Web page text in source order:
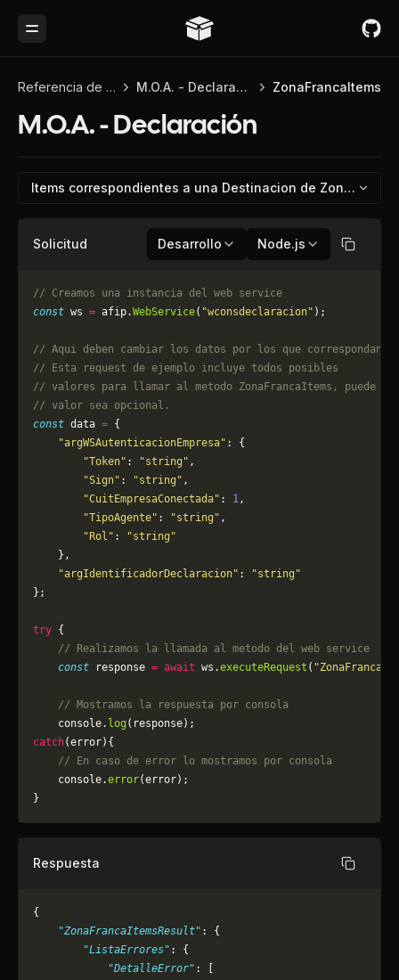
Toggle Menu
Referencia de API M.O.A. - Declaración ZonaFrancaItems
M.O.A. - Declaración
Items correspondientes a una Destinacion de Zona
Solicitud Desarrollo Node.js Copiar
// Creamos una instancia del web service
const ws = afip.WebService( "wconsdeclaracion" );
// Aqui deben cambiar los datos por los que correspondan.
// Esta request de ejemplo incluye todos posibles
// valores para llamar al metodo ZonaFrancaItems, puede
// valor sea opcional.
const data = {
    "argWSAutenticacionEmpresa"
: {
        "Token"
: "string" ,
        "Sign"
: "string" ,
        "CuitEmpresaConectada"
: 1,
        "TipoAgente"
: "string" ,
        "Rol"
:
"string"
    },
    "argIdentificadorDeclaracion"
:
"string"
};
try {
    // Realizamos la llamada al metodo del web service
    const
response = await ws.executeRequest (
    // Mostramos la respuesta por consola
    console.
log (response);
catch(error){
    // En caso de error lo mostramos por consola
	console.
error(error);
}
Respuesta Copiar
{
    "ZonaFrancaItemsResult"
: {
        "ListaErrores"
: {
            "DetalleError"
: [